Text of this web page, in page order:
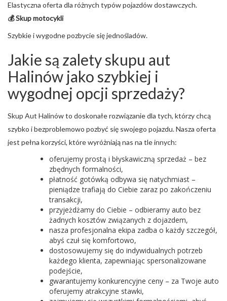
Elastyczna oferta dla różnych typów pojazdów dostawczych.
💰 Skup motocykli
Szybkie i wygodne pozbycie się jednośladów.
Jakie są zalety skupu aut
Halinów jako szybkiej i
wygodnej opcji sprzedaży?
Skup Aut Halinów to doskonałe rozwiązanie dla tych, którzy chcą
szybko i bezproblemowo pozbyć się swojego pojazdu. Nasza oferta
jest pełna korzyści, które wyróżniają nas na tle innych:
oferujemy prostą i błyskawiczną sprzedaż – bez
zbędnych formalności,
płatność gotówką odbywa się natychmiast –
pieniądze trafiają do Ciebie zaraz po zakończeniu
transakcji,
przyjeżdżamy do Ciebie – odbieramy auto bez
żadnych kosztów związanych z dojazdem,
nasza profesjonalna ekipa zadba o każdy szczegół,
abyś czuł się komfortowo,
dostosowujemy się do indywidualnych potrzeb
każdego klienta, zapewniając spersonalizowane
podejście,
gwarantujemy konkurencyjne ceny – za Twoje auto
oferujemy atrakcyjne stawki,